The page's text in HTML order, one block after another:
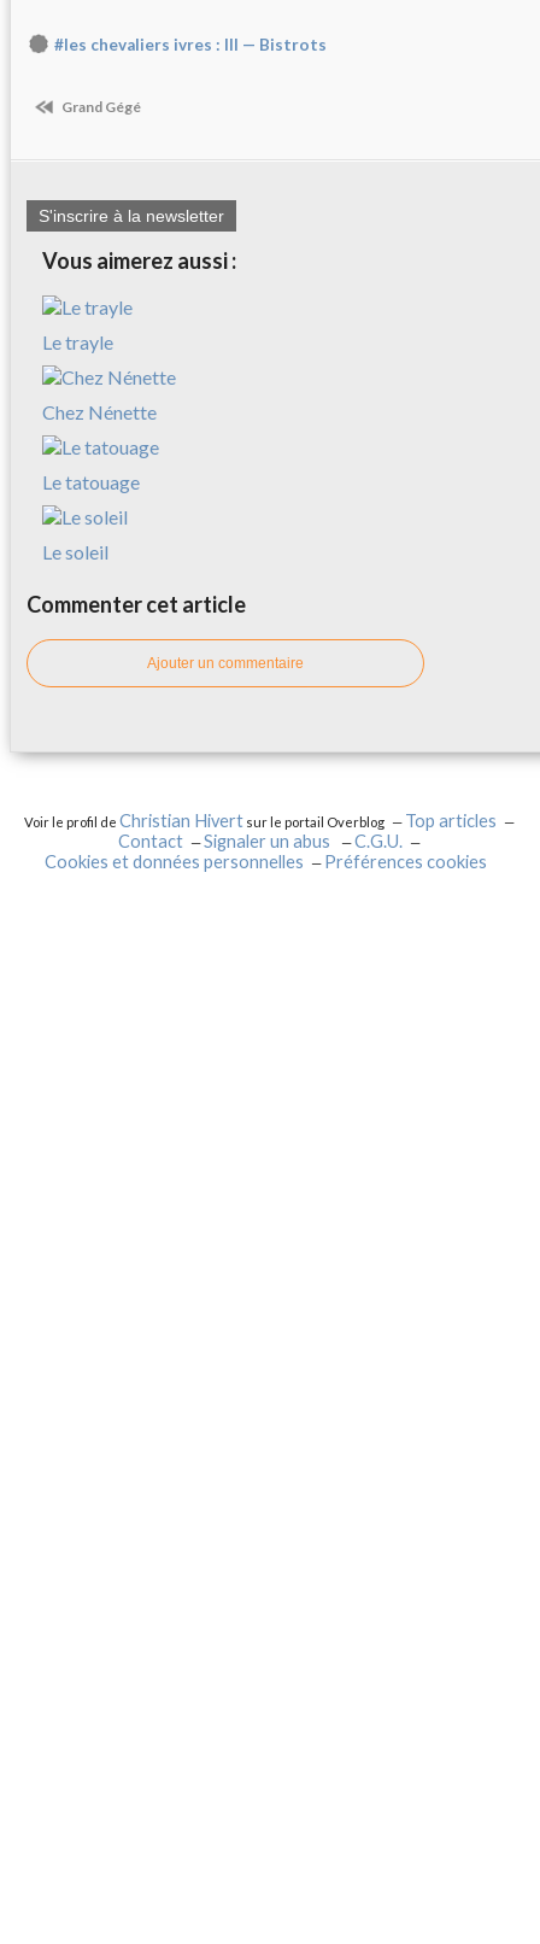
#les chevaliers ivres : III — Bistrots
Grand Gégé
S'inscrire à la newsletter
Vous aimerez aussi :
Le trayle
Chez Nénette
Le tatouage
Le soleil
Commenter cet article
Ajouter un commentaire
Voir le profil deChristian Hivert sur le portail Overblog
Top articles
Contact
Signaler un abus
C.G.U.
Cookies et données personnelles
Préférences cookies